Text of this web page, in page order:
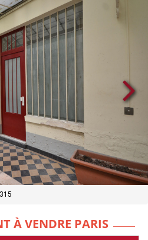
À VENDRE PARIS